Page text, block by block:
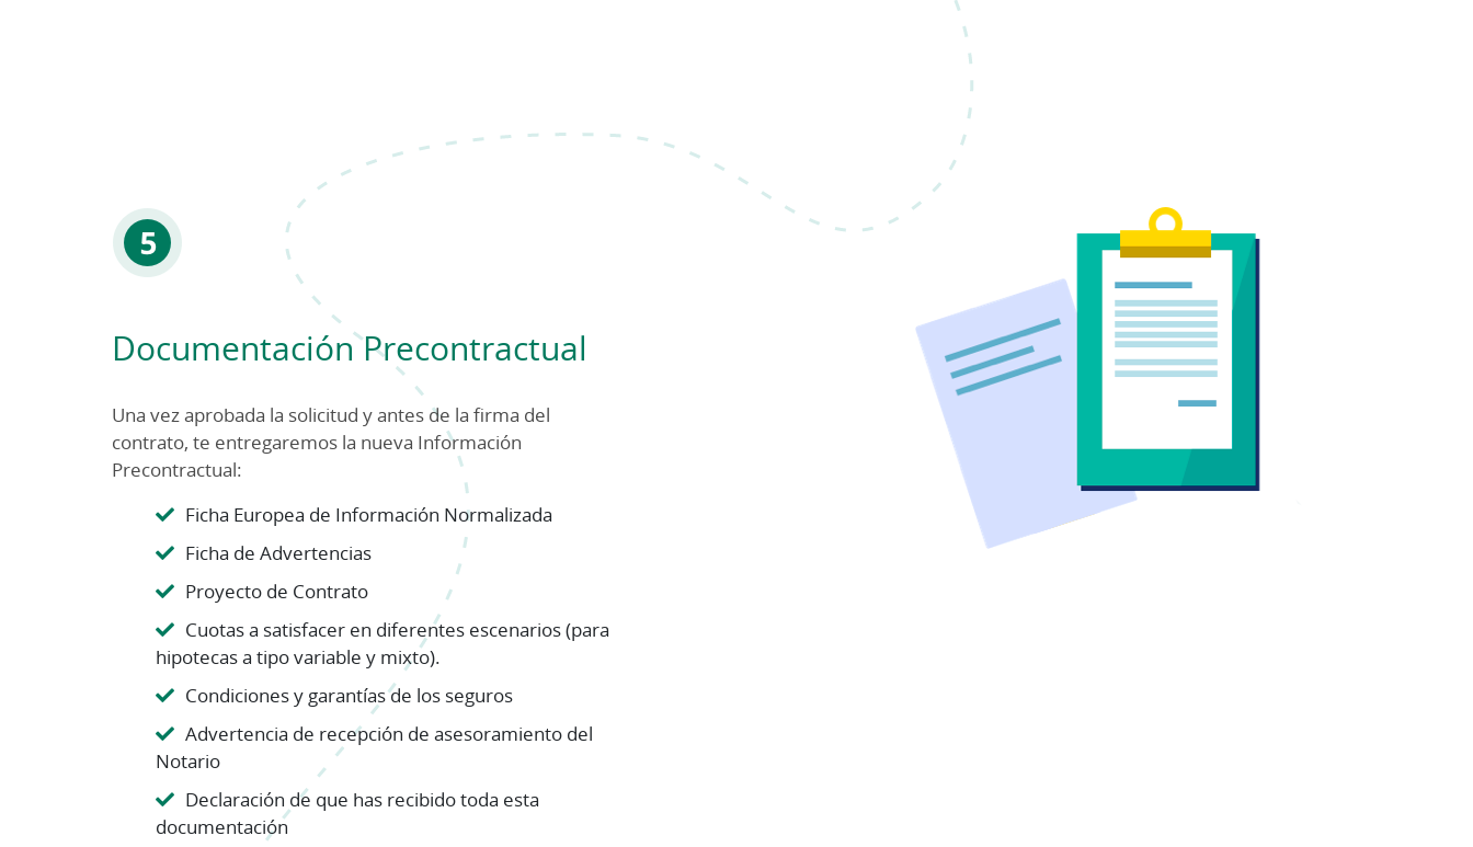
Documentación Precontractual
Una vez aprobada la solicitud y antes de la firma del
contrato, te entregaremos la nueva Información
Precontractual:
Ficha Europea de Información Normalizada
Ficha de Advertencias
Proyecto de Contrato
Cuotas a satisfacer en diferentes escenarios (para
hipotecas a tipo variable y mixto).
Condiciones y garantías de los seguros
Advertencia de recepción de asesoramiento del
Notario
Declaración de que has recibido toda esta
documentación